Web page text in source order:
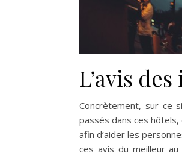
L’avis
Concrètement, sur ce
passés dans ces
afin d’aider les
ces avis du meilleur